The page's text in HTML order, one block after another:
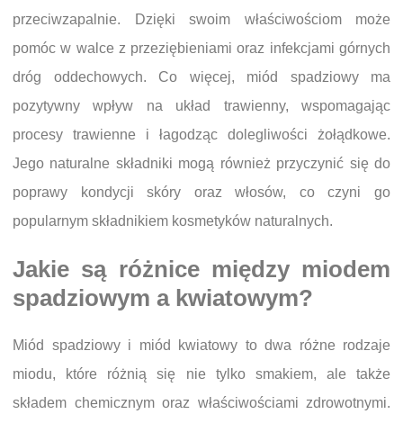
przeciwzapalnie. Dzięki swoim właściwościom może
pomóc w walce z przeziębieniami oraz infekcjami górnych
dróg oddechowych. Co więcej, miód spadziowy ma
pozytywny wpływ na układ trawienny, wspomagając
procesy trawienne i łagodząc dolegliwości żołądkowe.
Jego naturalne składniki mogą również przyczynić się do
poprawy kondycji skóry oraz włosów, co czyni go
popularnym składnikiem kosmetyków naturalnych.
Jakie są różnice między miodem
spadziowym a kwiatowym?
Miód spadziowy i miód kwiatowy to dwa różne rodzaje
miodu, które różnią się nie tylko smakiem, ale także
składem chemicznym oraz właściwościami zdrowotnymi.